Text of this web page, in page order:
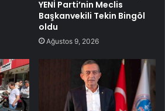
YENİ Parti’nin Meclis
Başkanvekili Tekin Bingöl
oldu
Ağustos 9, 2026